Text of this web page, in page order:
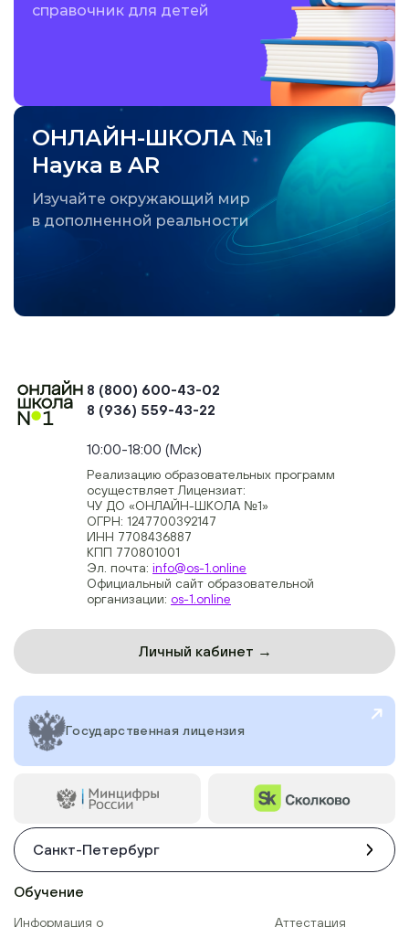
справочник для детей
ОНЛАЙН-ШКОЛА №1
Наука в AR
Изучайте окружающий мир
в дополненной реальности
8 (800) 600-43-02
8 (936) 559-43-22
10:00-18:00 (Мск)
Реализацию образовательных программ
осуществляет Лицензиат:
ЧУ ДО «ОНЛАЙН-ШКОЛА №1»
ОГРН: 1247700392147
ИНН 7708436887
КПП 770801001
Эл. почта: info@os-1.online
Официальный сайт образовательной
организации: os-1.online
Личный кабинет →
Государственная лицензия
Санкт-Петербург
Обучение
Информация о
Аттестация